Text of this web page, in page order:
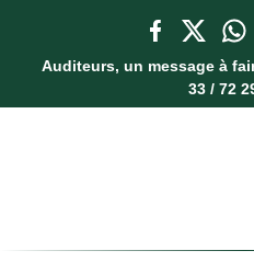
Auditeurs, un message à
33 / 72